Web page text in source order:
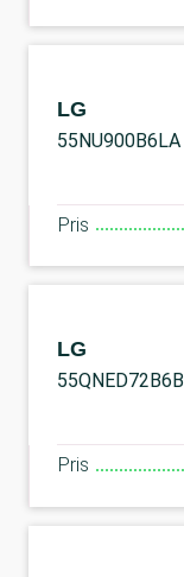
LG
55NU900B6LA
Pris
LG
55QNED72B6B
Pris